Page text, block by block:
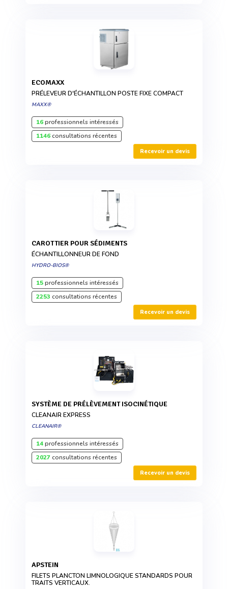
ECOMAXX
PRÉLEVEUR D'ÉCHANTILLON POSTE FIXE COMPACT
MAXX®
16professionnels intéressés
1146consultations récentes
Recevoir un devis
CAROTTIER POUR SÉDIMENTS
ÉCHANTILLONNEUR DE FOND
HYDRO-BIOS®
15professionnels intéressés
2253 consultations récentes
Recevoir un devis
SYSTÈME DE PRÉLÈVEMENT ISOCINÉTIQUE
CLEANAIR EXPRESS
CLEANAIR®
14professionnels intéressés
2027consultations récentes
Recevoir un devis
APSTEIN
FILETS PLANCTON LIMNOLOGIQUE STANDARDS POUR
TRAITS VERTICAUX.